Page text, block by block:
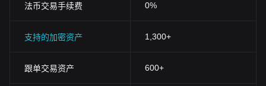
法币交易手续费 0%
支持的加密资产 1,300+
跟单交易资产 600+